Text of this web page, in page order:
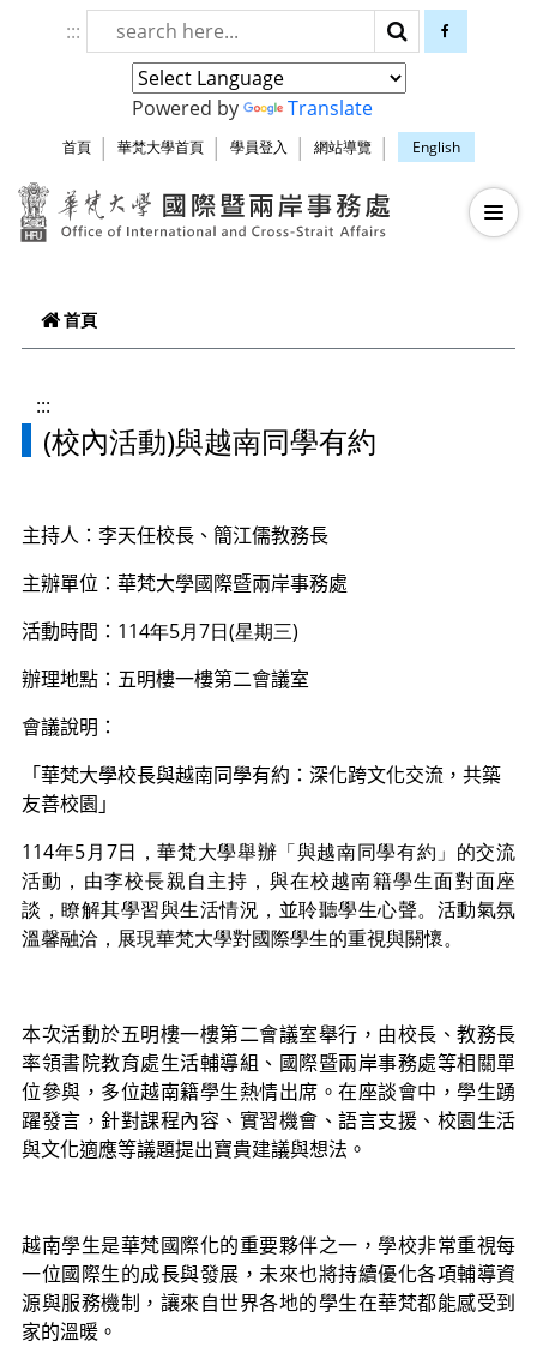
跳到頁面主要內容區
::: 搜尋 facebook
Powered by Translate
首頁 華梵大學首頁 學員登入 網站導覽 English
華梵大學智慧
—
—
—
首頁
:::
(校內活動)與越南同學有約
主持人 ：李天任校長、簡江儒教務長
主辦單位 ：華梵大學國際暨兩岸事務處
活動時間 ： 114年5月7日(星期三)
辦理地點： 五明樓一樓第二會議室
會議說明：
「華梵大學校長與越南同學有約：深化跨文化交流，共築
友善校園」
114年5月7日，華梵大學舉辦「與越南同學有約」的交流
活動，由李校長親自主持，與在校越南籍學生面對面座
談，瞭解其學習與生活情況，並聆聽學生心聲。活動氣氛
溫馨融洽，展現華梵大學對國際學生的重視與關懷。
本次活動於五明樓一樓第二會議室舉行，由校長、教務長
率領書院教育處生活輔導組、國際暨兩岸事務處等相關單
位參與，多位越南籍學生熱情出席。在座談會中，學生踴
躍發言，針對課程內容、實習機會、語言支援、校園生活
與文化適應等議題提出寶貴建議與想法。
越南學生是華梵國際化的重要夥伴之一，學校非常重視每
一位國際生的成長與發展，未來也將持續優化各項輔導資
源與服務機制，讓來自世界各地的學生在華梵都能感受到
家的溫暖。